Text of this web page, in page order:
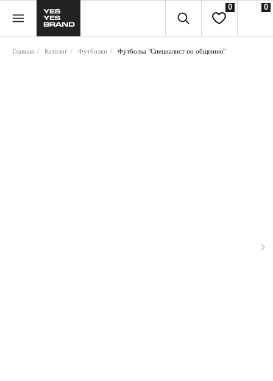
0
0
Главная / Каталог / Футболки / Футболка "Специалист по общению"